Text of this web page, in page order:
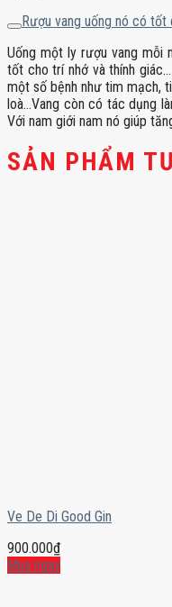
Rượu vang uống nó có
Uống một ly rượu vang mỗi
tốt cho trí nhớ và thính
một số bệnh như tim mạch,
loà…Vang còn có tác dụng
Với nam giới nam nó giúp
SẢN PHẨM
Ve De Di Good Gin
900.000₫
Mua ngay